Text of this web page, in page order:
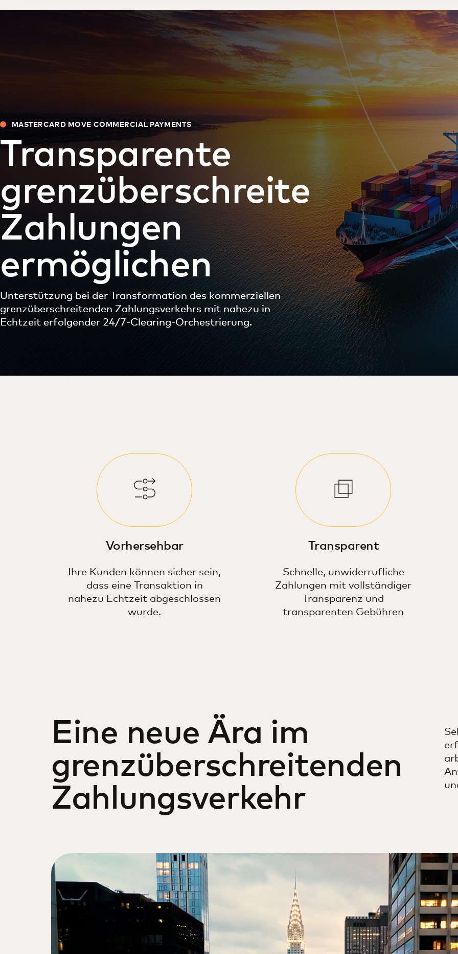
MASTERCARD MOVE COMMERCIAL PAYMENTS
Transparente
grenzüberschreitende
Zahlungen
ermöglichen
Unterstützung bei der Transformation des kommerziellen
grenzüberschreitenden Zahlungsverkehrs mit nahezu in
Echtzeit erfolgender 24/7-Clearing-Orchestrierung.
Vorhersehbar
Ihre Kunden können sicher sein,
dass eine Transaktion in
nahezu Echtzeit abgeschlossen
wurde.
Transparent
Schnelle, unwiderrufliche
Zahlungen mit vollständiger
Transparenz und
transparenten Gebühren
Eine neue Ära im
grenzüberschreitenden
Zahlungsverkehr